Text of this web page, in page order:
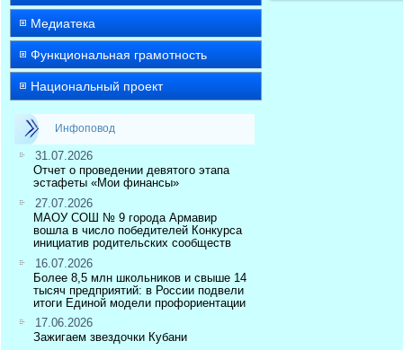
Медиатека
Функциональная грамотность
Национальный проект
Инфоповод
31.07.2026
Отчет о проведении девятого этапа
эстафеты «Мои финансы»
27.07.2026
МАОУ СОШ № 9 города Армавир
вошла в число победителей Конкурса
инициатив родительских сообществ
16.07.2026
Более 8,5 млн школьников и свыше 14
тысяч предприятий: в России подвели
итоги Единой модели профориентации
17.06.2026
Зажигаем звездочки Кубани